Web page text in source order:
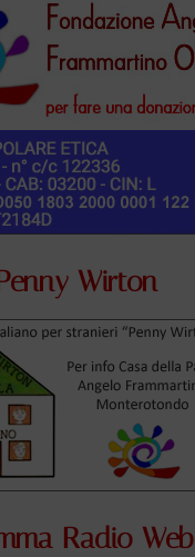
Wirton
Radio Web